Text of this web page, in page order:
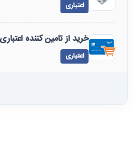
اعتباری
خرید از تامین کننده
اعتباری